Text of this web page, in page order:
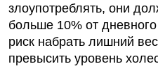
злоупотреблять, они
больше 10% от
риск набрать лишний
превысить уровень